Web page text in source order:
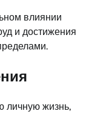
влиянии
и достижения
личную жизнь,